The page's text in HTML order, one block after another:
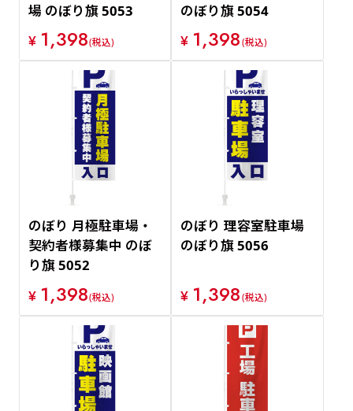
場 のぼり旗 5053
¥ 1,398(税込)
のぼり旗 5054
¥ 1,398(税込)
のぼり 月極駐車場・
契約者様募集中 のぼ
り旗 5052
¥ 1,398(税込)
のぼり 理容室駐車場
のぼり旗 5056
¥ 1,398(税込)